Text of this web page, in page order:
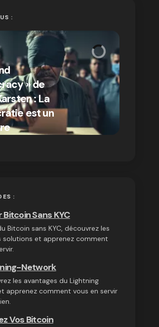
:
» de
: La
est un
on 03/10/2024
:
Sans KYC
Bitcoin sans KYC, découvrez les
solutions et apprenez comment
Network
les avantages du Lightning
apprenez comment vous en servir
Vos Bitcoin